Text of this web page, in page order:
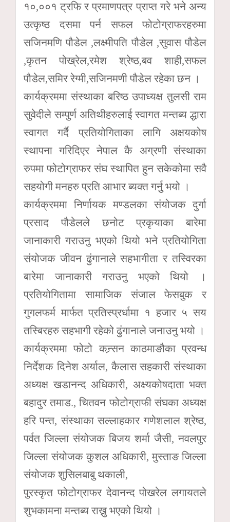
१०,००१ ट्रफि र प्रमाणपत्र प्राप्त गरे भने अन्य
उत्कृष्ठ दसमा पर्न सफल फोटोग्राफरहरुमा
सजिनमणि पौडेल ,लक्ष्मीपति पौडेल ,सुवास पौडेल
,कृतन पोख्रेल,रमेश श्रेष्ठ,बव शाही,सफल
पौडेल,समिर रेग्मी,सजिनमणी पौडेल रहेका छन ।
कार्यक्रममा संस्थाका बरिष्ठ उपाध्यक्ष तुलसी राम
सुवेदीले सम्पुर्ण अतिथीहरुलाई स्वागत मन्तब्य द्धारा
स्वागत गर्दै प्रतियोगिताका लागि अक्षयकोष
स्थापना गरिदिएर नेपाल कै अग्रणी संस्थाका
रुपमा फोटोग्राफर संघ स्थापित हुन सकेकोमा सवै
सहयोगी मनहरु प्रति आभार ब्यक्त गर्नुु भयो ।
कार्यक्रममा निर्णायक मण्डलका संयोजक दुर्गा
प्रसाद पौडेलले छनोट प्रकृयाका बारेमा
जानाकारी गराउनु भएको थियो भने प्रतियोगिता
संयोजक जीवन ढुंगानाले सहभागीता र तस्विरका
बारेमा जानाकारी गराउनु भएको थियो ।
प्रतियोगितामा सामाजिक संजाल फेसबुक र
गुगलफर्म मार्फत प्रतिस्प्रर्धामा १ हजार ५ सय
तस्बिरहरु सहभागी रहेको ढुंगानाले जनाउनु भयो ।
कार्यक्रममा फोटो कन्र्सन काठमाङौका प्रवन्ध
निर्देशक दिनेश अर्याल, कैलास सहकारी संस्थाका
अध्यक्ष खडानन्द अधिकारी, अक्ष्यकोषदाता भक्त
बहादुर तमाड., चितवन फोटोग्राफी संघका अध्यक्ष
हरि पन्त, संस्थाका सल्लाहकार गणेशलाल श्रेष्ठ,
पर्वत जिल्ला संयोजक बिजय शर्मा जैसी, नवलपुर
जिल्ला संयोजक कुशल अधिकारी, मुस्ताङ जिल्ला
संयोजक शुसिलबाबु थकाली,
पुरस्कृत फोटोग्राफर देवानन्द पोखरेल लगायतले
शुभकामना मन्तब्य राख्नु भएको थियो ।